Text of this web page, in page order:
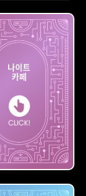
나이트카페
나이트
카페